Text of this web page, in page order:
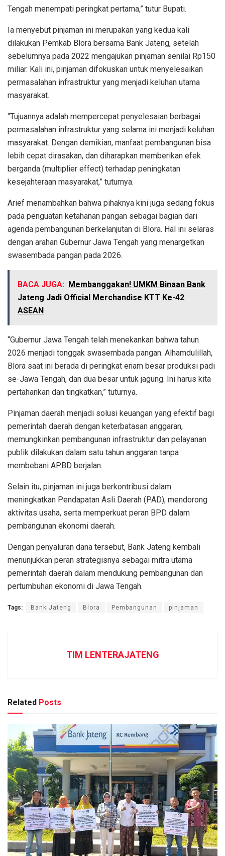
Tengah menempati peringkat pertama,” tutur Bupati.
Ia menyebut pinjaman ini merupakan yang kedua kali
dilakukan Pemkab Blora bersama Bank Jateng, setelah
sebelumnya pada 2022 mengajukan pinjaman senilai Rp150
miliar. Kali ini, pinjaman difokuskan untuk menyelesaikan
permasalahan infrastruktur yang menjadi keluhan utama
masyarakat.
“Tujuannya adalah mempercepat penyelesaian berbagai
permasalahan infrastruktur yang selama ini menjadi keluhan
masyarakat. Dengan demikian, manfaat pembangunan bisa
lebih cepat dirasakan, dan diharapkan memberikan efek
berganda (multiplier effect) terhadap peningkatan
kesejahteraan masyarakat,” tuturnya.
Arief menambahkan bahwa pihaknya kini juga sedang fokus
pada penguatan ketahanan pangan sebagai bagian dari
agenda pembangunan berkelanjutan di Blora. Hal ini selaras
dengan arahan Gubernur Jawa Tengah yang menargetkan
swasembada pangan pada 2026.
BACA JUGA: Membanggakan! UMKM Binaan Bank
Jateng Jadi Official Merchandise KTT Ke-42
ASEAN
“Gubernur Jawa Tengah telah menekankan bahwa tahun
2026 menjadi tonggak swasembada pangan. Alhamdulillah,
Blora saat ini berada di peringkat enam besar produksi padi
se-Jawa Tengah, dan dua besar untuk jagung. Ini harus kita
pertahankan dan tingkatkan,” tuturnya.
Pinjaman daerah menjadi solusi keuangan yang efektif bagi
pemerintah daerah dengan keterbatasan anggaran,
memungkinkan pembangunan infrastruktur dan pelayanan
publik dilakukan dalam satu tahun anggaran tanpa
membebani APBD berjalan.
Selain itu, pinjaman ini juga berkontribusi dalam
meningkatkan Pendapatan Asli Daerah (PAD), mendorong
aktivitas usaha, serta memperkuat peran BPD dalam
pembangunan ekonomi daerah.
Dengan penyaluran dana tersebut, Bank Jateng kembali
menunjukkan peran strategisnya sebagai mitra utama
pemerintah daerah dalam mendukung pembangunan dan
pertumbuhan ekonomi di Jawa Tengah.
Tags: Bank Jateng Blora Pembangunan pinjaman
TIM LENTERAJATENG
Related Posts